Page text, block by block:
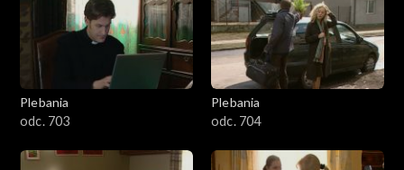
501–600
601–700
Plebania
odc. 703
Plebania
odc. 704